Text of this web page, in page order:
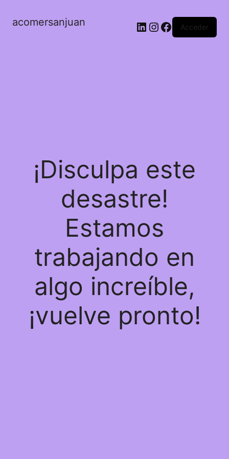
acomersanjuan LinkedIn
Instagram
Facebook
Acceder
¡Disculpa este
desastre!
Estamos
trabajando en
algo increíble,
¡vuelve pronto!